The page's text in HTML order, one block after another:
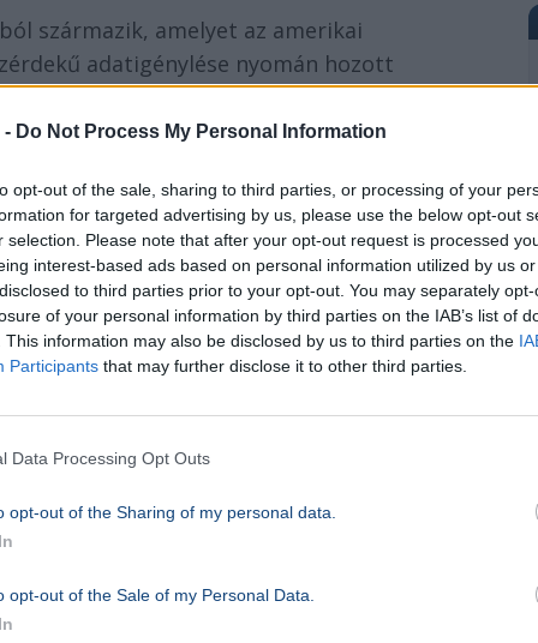
- Do Not Process My Personal Information
opt-out of the sale, sharing to third parties, or processing of your
for targeted advertising by us, please use the below opt-out
selection. Please note that after your opt-out request is processed
interest-based ads based on personal information utilized by us
to third parties prior to your opt-out. You may separately
of your personal information by third parties on the IAB’s list of
This information may also be disclosed by us to third parties on the
Participants that may further disclose it to other third parties.
Data Processing Opt Outs
opt-out of the Sharing of my personal data.
opt-out of the Sale of my Personal Data.
származik, amelyet az amerikai
adatigénylése nyomán hozott
folyamatának részeként készült, és a
vírus. Egyetlen vakcina sem képes
az emberi szervezetben, mivel a
szükség.
újabbvilágjárvány
a koronavírussal ellentétben – nagyon
az emberi átadásra, és ahhoz is rendkívül